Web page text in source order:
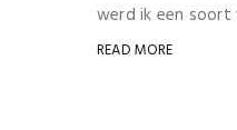
werd ik een soort
READ MORE